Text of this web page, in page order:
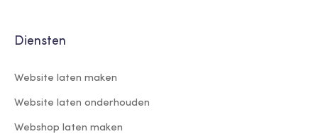
Diensten
Website laten maken
Website laten onderhouden
Webshop laten maken